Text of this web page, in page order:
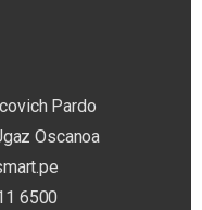
Pardo
Oscanoa
6500